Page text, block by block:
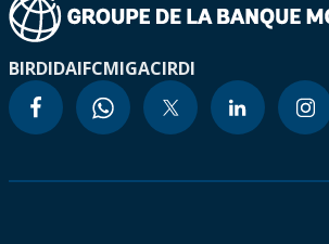
BIRDIDAIFCMIGACIRDI